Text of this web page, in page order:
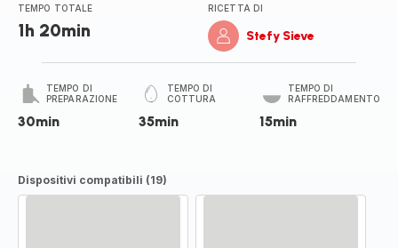
TEMPO TOTALE
1h 20min
RICETTA DI
Stefy Sieve
TEMPO DI
PREPARAZIONE
30min
TEMPO DI
COTTURA
35min
TEMPO DI
RAFFREDDAMENTO
15min
Dispositivi compatibili (19)